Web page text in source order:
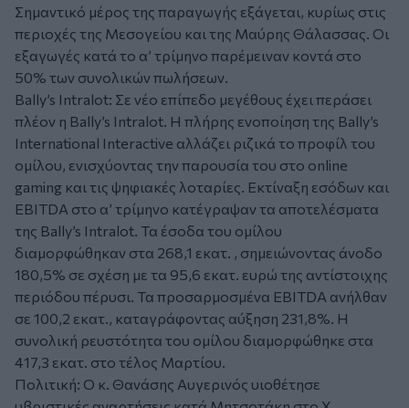
Σημαντικό μέρος της παραγωγής εξάγεται, κυρίως στις
περιοχές της Μεσογείου και της Μαύρης Θάλασσας. Οι
εξαγωγές κατά το α’ τρίμηνο παρέμειναν κοντά στο
50% των συνολικών πωλήσεων.
Bally’s Intralot: Σε νέο επίπεδο μεγέθους έχει περάσει
πλέον η Bally’s Intralot. Η πλήρης ενοποίηση της Bally’s
International Interactive αλλάζει ριζικά το προφίλ του
ομίλου, ενισχύοντας την παρουσία του στο online
gaming και τις ψηφιακές λοταρίες. Εκτίναξη εσόδων και
EBITDA στο α’ τρίμηνο κατέγραψαν τα αποτελέσματα
της Bally’s Intralot. Τα έσοδα του ομίλου
διαμορφώθηκαν στα 268,1 εκατ. , σημειώνοντας άνοδο
180,5% σε σχέση με τα 95,6 εκατ. ευρώ της αντίστοιχης
περιόδου πέρυσι. Τα προσαρμοσμένα EBITDA ανήλθαν
σε 100,2 εκατ., καταγράφοντας αύξηση 231,8%. Η
συνολική ρευστότητα του ομίλου διαμορφώθηκε στα
417,3 εκατ. στο τέλος Μαρτίου.
Πολιτική: Ο κ. Θανάσης Αυγερινός υιοθέτησε